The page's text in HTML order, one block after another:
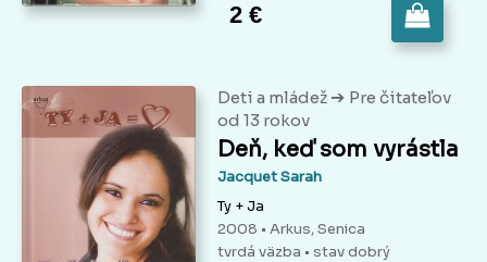
2 €
Deti a mládež ➔ Pre čitateľov
od 13 rokov
Deň, keď som vyrástla
Jacquet Sarah
Ty + Ja
2008 • Arkus, Senica
tvrdá väzba • stav dobrý